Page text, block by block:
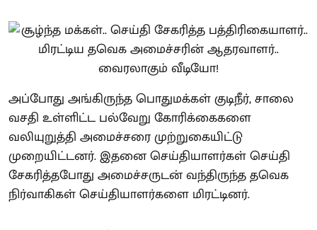
அப்போது அங்கிருந்த பொதுமக்கள் குடிநீர், சாலை
வசதி உள்ளிட்ட பல்வேறு கோரிக்கைகளை
வலியுறுத்தி அமைச்சரை முற்றுகையிட்டு
முறையிட்டனர். இதனை செய்தியாளர்கள் செய்தி
சேகரித்தபோது அமைச்சருடன் வந்திருந்த தவெக
நிர்வாகிகள் செய்தியாளர்களை மிரட்டினர்.